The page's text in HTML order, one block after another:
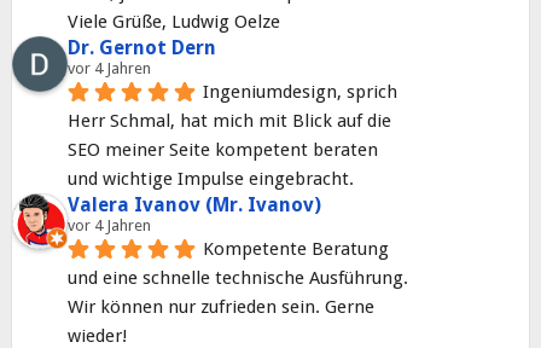
Viele Grüße, Ludwig Oelze
Dr. Gernot Dern
vor 4 Jahren
Ingeniumdesign, sprich
Herr Schmal, hat mich mit Blick auf die
SEO meiner Seite kompetent beraten
und wichtige Impulse eingebracht.
Valera Ivanov (Mr. Ivanov)
vor 4 Jahren
Kompetente Beratung
und eine schnelle technische Ausführung.
Wir können nur zufrieden sein. Gerne
wieder!